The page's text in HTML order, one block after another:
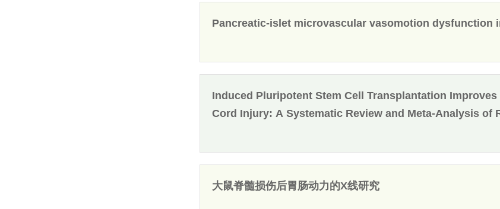
Pancreatic-islet microvascular vasomotion dysfunction
Induced Pluripotent Stem Cell Transplantation
Cord Injury: A Systematic Review and Meta-Analysis of
大鼠脊髓损伤后胃肠动力的X线研究